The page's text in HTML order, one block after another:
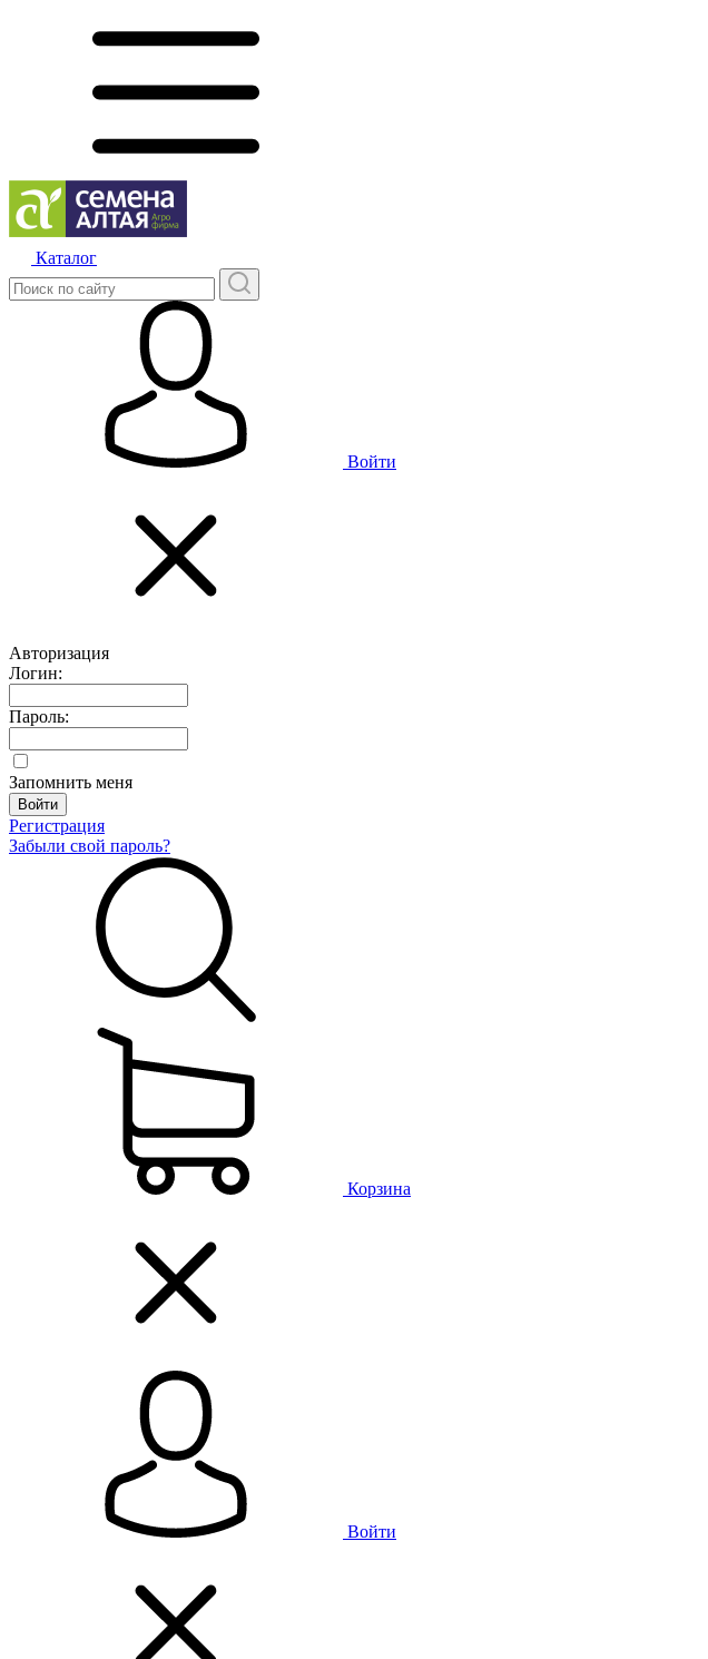
Каталог
Войти
Авторизация
Логин:
Пароль:
Запомнить меня
Регистрация
Забыли свой пароль?
Корзина
Войти